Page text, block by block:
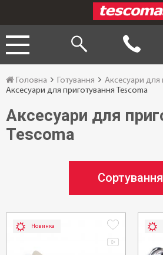
Головна Готування
Аксесуари для
Аксесуари для приготування Tescoma
Аксесуари для
Tescoma
Сортування
Новинка